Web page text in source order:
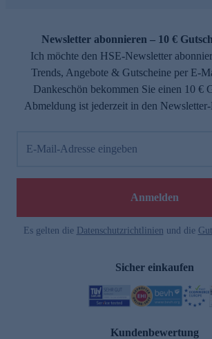
Newsletter abonnieren – 10 €
Ich möchte den HSE-Newsletter
Trends, Angebote & Gutscheine per E-
Dankeschön bekommen Sie einen 10 €
Abmeldung ist jederzeit in den
E-Mail-Adresse eingeben
Anmelden
Es gelten die Datenschutzrichtlinien und die
Sicher einkaufen
Kundenbewertung